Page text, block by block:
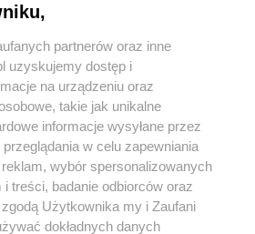
Instagram Youtube
partnerów oraz inne
uzyskujemy dostęp i
na urządzeniu oraz
takie jak unikalne
informacje wysyłane przez
w celu zapewniania
wybór spersonalizowanych
treści, badanie odbiorców oraz
zgodą Użytkownika my i Zaufani
dokładnych danych